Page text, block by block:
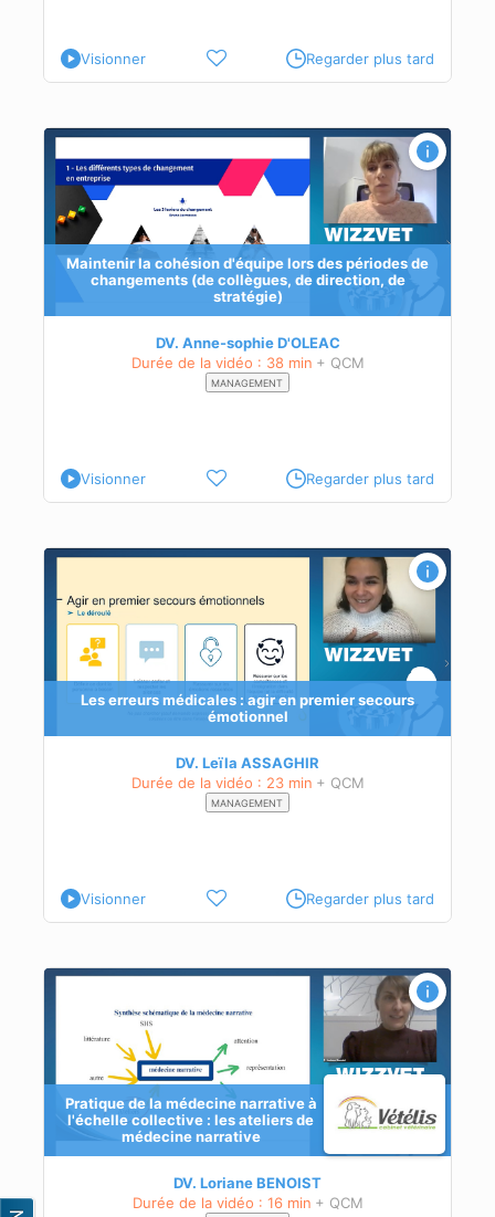
Visionner Regarder plus tard
Maintenir la cohésion d'équipe lors des périodes de
changements (de collègues, de direction, de
stratégie)
DV. Anne-sophie D'OLEAC
Durée de la vidéo : 38 min + QCM
MANAGEMENT
Visionner Regarder plus tard
Les erreurs médicales : agir en premier secours
émotionnel
DV. Leïla ASSAGHIR
Durée de la vidéo : 23 min + QCM
MANAGEMENT
Visionner Regarder plus tard
Pratique de la médecine narrative à
l'échelle collective : les ateliers de
médecine narrative
DV. Loriane BENOIST
Durée de la vidéo : 16 min + QCM